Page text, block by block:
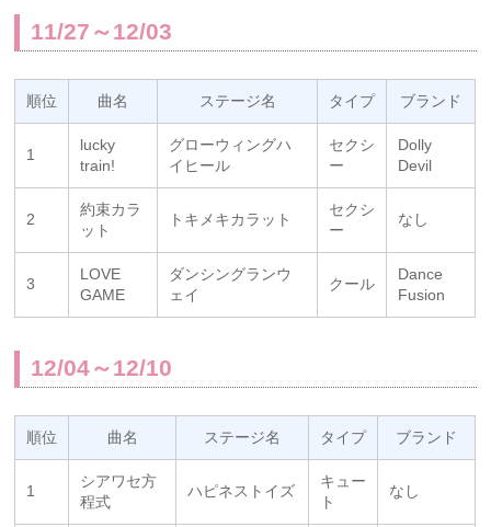
11/27～12/03
順位 曲名 ステージ名 タイプ ブランド
1
lucky
train!
グローウィングハ
イヒール
セクシ
ー
Dolly
Devil
2
約束カラ
ット
トキメキカラット
セクシ
ー
なし
3
LOVE
GAME
ダンシングランウ
ェイ
クール
Dance
Fusion
12/04～12/10
順位 曲名 ステージ名 タイプ ブランド
1
シアワセ方
程式
ハピネストイズ
キュー
ト
なし